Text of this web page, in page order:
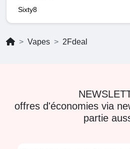
Sixty8
Vapes 2Fdeal
offres d'économies via
partie